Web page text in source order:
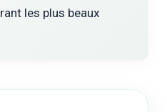
les plus beaux